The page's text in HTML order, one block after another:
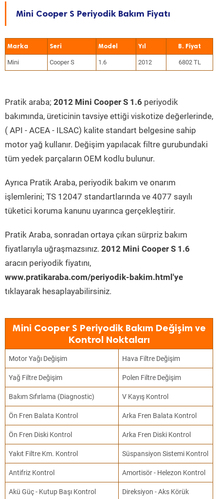
Mini Cooper S Periyodik Bakım Fiyatı
Marka Seri Model Yıl
Mini Cooper S 1.6 2012 6802 TL
Pratik araba; 2012 Mini Cooper S 1.6 periyodik
bakımında, üreticinin tavsiye ettiği viskotize değerlerinde,
( API - ACEA - ILSAC) kalite standart belgesine sahip
motor yağ kullanır. Değişim yapılacak filtre gurubundaki
tüm yedek parçaların OEM kodlu bulunur.
Ayrıca Pratik Araba, periyodik bakım ve onarım
işlemlerini; TS 12047 standartlarında ve 4077 sayılı
tüketici koruma kanunu uyarınca gerçekleştirir.
Pratik Araba, sonradan ortaya çıkan sürpriz bakım
fiyatlarıyla uğraşmazsınız. 2012 Mini Cooper S 1.6
aracın periyodik fiyatını,
www.pratikaraba.com/periyodik-bakim.html'ye
tıklayarak hesaplayabilirsiniz.
Mini Cooper S Periyodik Bakım Değişim ve
Kontrol Noktaları
Motor Yağı Değişim Hava Filtre Değişim
Yağ Filtre Değişim Polen Filtre Değişim
Bakım Sıfırlama (Diagnostic) V Kayış Kontrol
Ön Fren Balata Kontrol Arka Fren Balata Kontrol
Ön Fren Diski Kontrol Arka Fren Diski Kontrol
Yakıt Filtre Km. Kontrol Süspansiyon Sistemi Kontrol
Antifriz Kontrol Amortisör - Helezon Kontrol
Akü Güç - Kutup Başı Kontrol
Direksiyon - Aks Körük